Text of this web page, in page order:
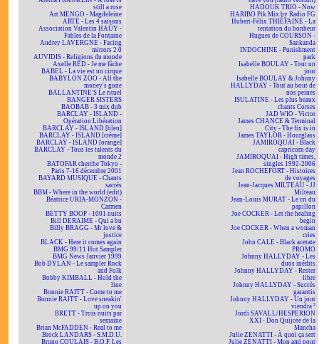
still a rose
Art MENGO - Magdeleine
ARTE - Les 4 saisons
Association Valentin HAÜY -
Fables de la Fontaine
Audrey LAVERGNE - Facing
mirrors 2.0
AUVIDIS - Religions du monde
Axelle RED - Je me fâche
BABEL - La vie est un cirque
BABYLON ZOO - All the
money's gone
BALLANTINE'S Le rituel
BANGER SISTERS
BAOBAB - 3 mix dub
BARCLAY - ISLAND -
Opération Libération
BARCLAY - ISLAND [bleu]
BARCLAY - ISLAND [crème]
BARCLAY - ISLAND [orange]
BARCLAY - Tous les talents du
monde 2
BATOFAR cherche Tokyo -
Paris 7-16 décembre 2001
BAYARD MUSIQUE - Chants
sacrés
BBM - Where in the world (edit)
Béatrice URIA-MONZON -
Carmen
BETTY BOOP - 1001 nuits
Bill DERAIME - Qui a bu
Billy BRAGG - Mr love &
justice
BLACK - Here it comes again
BMG 99/11 Hot Sampler
BMG News Janvier 1999
Bob DYLAN - Le sampler Rock
and Folk
Bobby KIMBALL - Hold the
line
Bonnie RAITT - Come to me
Bonnie RAITT - Love sneakin'
up on you
BRETT - Trois nuits par
semaine
Brian McFADDEN - Real to me
Brock LANDARS - S.M.D.U.
Bruno COULAIS - B.O.F. Les
HADOUK TRIO - Now
HARIBO Pik Mix by Radio FG
Hubert-Félix THIÉFAINE - La
tentation du bonheur
Hugues de COURSON -
Sankanda
INDOCHINE - Punishment
park
Isabelle BOULAY - Tout un
jour
Isabelle BOULAY & Johnny
HALLYDAY - Tout au bout de
nos peines
ISULATINE - Les plus beaux
chants Corses
JAD WIO - Victor
James CHANCE & Terminal
City - The fix is in
James TAYLOR - Hourglass
JAMIROQUAI - Black
capricorn day
JAMIROQUAI - High times,
singles 1992-2006
Jean ROCHEFORT - Histoires
de voyages
Jean-Jacques MILTEAU - JJ
Milteau
Jean-Louis MURAT - Le cri du
papillon
Joe COCKER - Let the healing
begin
Joe COCKER - When a woman
cries
John CALE - Black acetate
PROMO
Johnny HALLYDAY - Les
duos inédits
Johnny HALLYDAY - Rester
libre
Johnny HALLYDAY - Succès
garantis
Johnny HALLYDAY - Un jour
viendra ²
Jordi SAVALL/HESPERION
XXI - Don Quijote de la
Mancha
Julie ZENATTI - À quoi ça sert
Julie ZENATTI - Mon ami pour